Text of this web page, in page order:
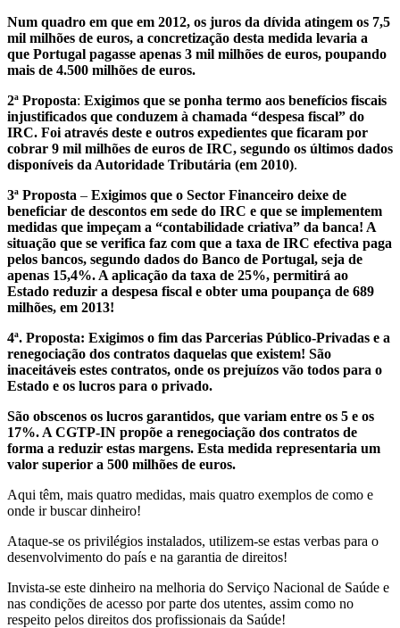
Num quadro em que em 2012, os juros da dívida atingem os 7,5
mil milhões de euros, a concretização desta medida levaria a
que Portugal pagasse apenas 3 mil milhões de euros, poupando
mais de 4.500 milhões de euros.
2ª Proposta: Exigimos que se ponha termo aos benefícios fiscais
injustificados que conduzem à chamada “despesa fiscal” do
IRC. Foi através deste e outros expedientes que ficaram por
cobrar 9 mil milhões de euros de IRC, segundo os últimos dados
disponíveis da Autoridade Tributária (em 2010).
3ª Proposta – Exigimos que o Sector Financeiro deixe de
beneficiar de descontos em sede do IRC e que se implementem
medidas que impeçam a “contabilidade criativa” da banca! A
situação que se verifica faz com que a taxa de IRC efectiva paga
pelos bancos, segundo dados do Banco de Portugal, seja de
apenas 15,4%. A aplicação da taxa de 25%, permitirá ao
Estado reduzir a despesa fiscal e obter uma poupança de 689
milhões, em 2013!
4ª. Proposta: Exigimos o fim das Parcerias Público-Privadas e a
renegociação dos contratos daquelas que existem! São
inaceitáveis estes contratos, onde os prejuízos vão todos para o
Estado e os lucros para o privado.
São obscenos os lucros garantidos, que variam entre os 5 e os
17%. A CGTP-IN propõe a renegociação dos contratos de
forma a reduzir estas margens. Esta medida representaria um
valor superior a 500 milhões de euros.
Aqui têm, mais quatro medidas, mais quatro exemplos de como e
onde ir buscar dinheiro!
Ataque-se os privilégios instalados, utilizem-se estas verbas para o
desenvolvimento do país e na garantia de direitos!
Invista-se este dinheiro na melhoria do Serviço Nacional de Saúde e
nas condições de acesso por parte dos utentes, assim como no
respeito pelos direitos dos profissionais da Saúde!